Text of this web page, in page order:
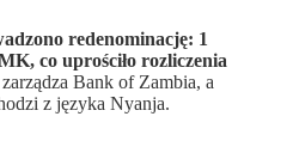
redenominację: 1
co uprościło rozliczenia
Bank of Zambia, a
z języka Nyanja.